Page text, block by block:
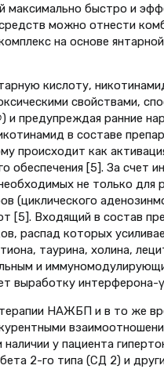
максимально быстро и
можно отнести
на основе
кислоту,
свойствами,
предупреждая ранние
в составе
происходит как
обеспечения [5]. За счет
не только для
(циклического
[5]. Входящий в состав
распад которых
таурина, холина,
и
выработку интерферона-γ
НАЖБП и в то же
у пациента
2-го типа (СД 2) и